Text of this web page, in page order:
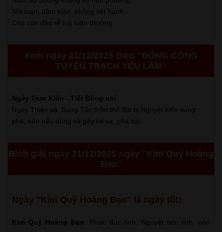
Nội loạn, dâm loàn, không tiết hạnh.
Cha con dâu rể trái luân thường.
Xem ngày 21/12/2025 theo "ĐỔNG CÔNG
TUYỂN TRẠCH YẾU LÃM"
Ngày Trưc Kiến - Tiết Đông chí
Ngày Thiên xá. Song Tấn thần thổ địa bị Nguyệt kiến xung
phá, nên nếu dùng sẽ gây tai vạ, phá bại.
Bình giải ngày 21/12/2025 ngày "Kim Quỹ Hoàng
Đạo"
Ngày "Kim Quỹ Hoàng Đạo" là ngày tốt!
Kim Quỹ Hoàng Đạo : Phức đức tinh, Nguyệt tiên tinh, nên